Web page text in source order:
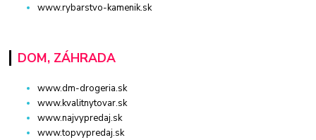
www.rybarstvo-kamenik.sk
DOM, ZÁHRADA
www.dm-drogeria.sk
www.kvalitnytovar.sk
www.najvypredaj.sk
www.topvypredaj.sk